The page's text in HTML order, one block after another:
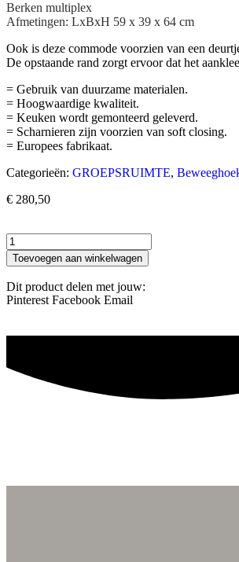
Berken multiplex
Afmetingen: LxBxH 59 x 39 x 64 cm
Ook is deze commode voorzien van een
De opstaande rand zorgt ervoor dat het
= Gebruik van duurzame materialen.
= Hoogwaardige kwaliteit.
= Keuken wordt gemonteerd geleverd.
= Scharnieren zijn voorzien van soft closing.
= Europees fabrikaat.
Categorieën: GROEPSRUIMTE,
€ 280,50
Toevoegen aan winkelwagen
Dit product delen met jouw:
Pinterest Facebook Email